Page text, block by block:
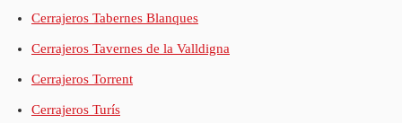
Cerrajeros Tabernes Blanques
Cerrajeros Tavernes de la Valldigna
Cerrajeros Torrent
Cerrajeros Turís